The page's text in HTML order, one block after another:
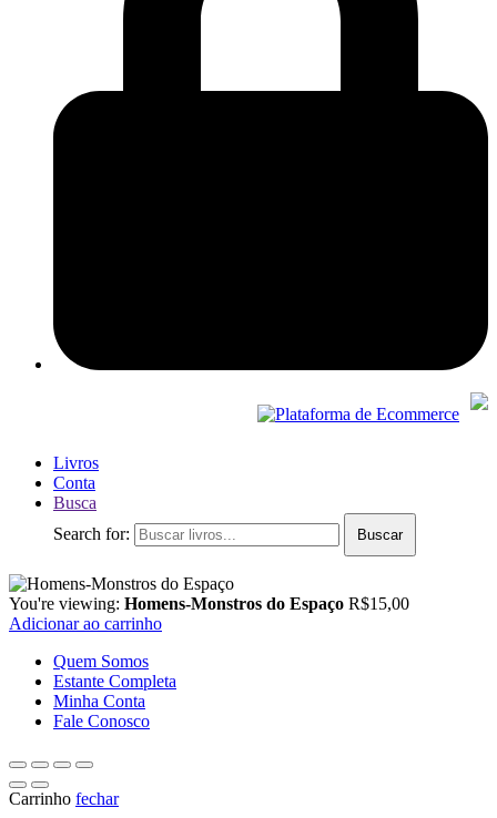
Livros
Conta
Busca
Search for:
Buscar
You're viewing: Homens-Monstros do Espaço R$15,00
Adicionar ao carrinho
Quem Somos
Estante Completa
Minha Conta
Fale Conosco
Carrinho fechar